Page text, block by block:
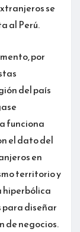
se
al Perú.
por
del país
funciona
el dato del
en
territorio y
hiperbólica
para diseñar
de negocios.